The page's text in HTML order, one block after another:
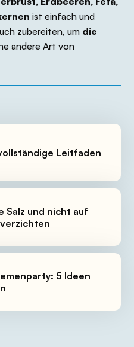
ist einfach und
zubereiten, um die
andere Art von
Leitfaden
Salz und nicht auf
5 Ideen